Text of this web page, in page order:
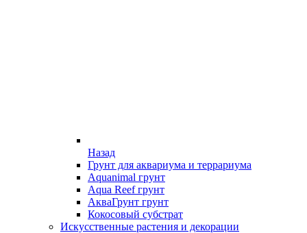
Назад
Грунт для аквариума и террариума
Aquanimal грунт
Aqua Reef грунт
АкваГрунт грунт
Кокосовый субстрат
Искусственные растения и декорации